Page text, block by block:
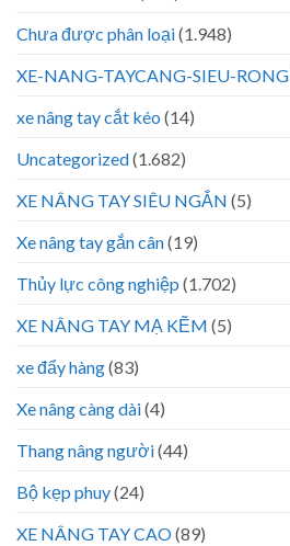
Chưa được phân loại(1.948)
XE-NANG-TAYCANG-SIEU-RONG
xe nâng tay cắt kéo (14)
Uncategorized(1.682)
XE NÂNG TAY SIÊU NGẮN (5)
Xe nâng tay gắn cân(19)
Thủy lực công nghiệp (1.702)
XE NÂNG TAY MẠ KẼM (5)
xe đẩy hàng(83)
Xe nâng càng dài(4)
Thang nâng người(44)
Bộ kẹp phuy(24)
XE NÂNG TAY CAO(89)